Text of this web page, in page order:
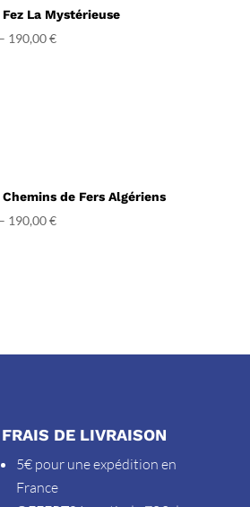
La Mystérieuse
190,00€
de Fers Algériens
190,00€
FRAIS DE LIVRAISON
5€ pour une expédition en
France